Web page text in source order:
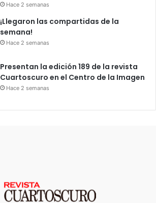
Hace 2 semanas
¡Llegaron las compartidas de la
semana!
Hace 2 semanas
Presentan la edición 189 de la revista
Cuartoscuro en el Centro de la Imagen
Hace 2 semanas